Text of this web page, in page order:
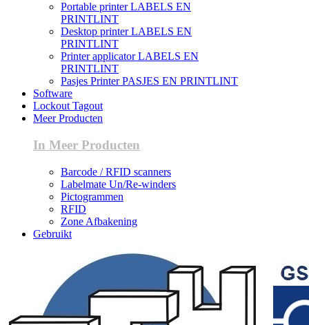
Portable printer LABELS EN
PRINTLINT
Desktop printer LABELS EN
PRINTLINT
Printer applicator LABELS EN
PRINTLINT
Pasjes Printer PASJES EN PRINTLINT
Software
Lockout Tagout
Meer Producten
In Meer Producten
Barcode / RFID scanners
Labelmate Un/Re-winders
Pictogrammen
RFID
Zone Afbakening
Gebruikt